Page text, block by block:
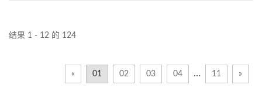
结果 1 - 12 的 124
« 01 02 03 04 … 11 »